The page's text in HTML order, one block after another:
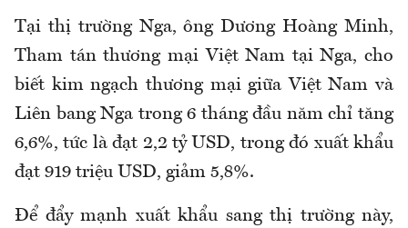
Tại thị trường Nga, ông Dương Hoàng Minh,
Tham tán thương mại Việt Nam tại Nga, cho
biết kim ngạch thương mại giữa Việt Nam và
Liên bang Nga trong 6 tháng đầu năm chỉ tăng
6,6%, tức là đạt 2,2 tỷ USD, trong đó xuất khẩu
đạt 919 triệu USD, giảm 5,8%.
Để đẩy mạnh xuất khẩu sang thị trường này,